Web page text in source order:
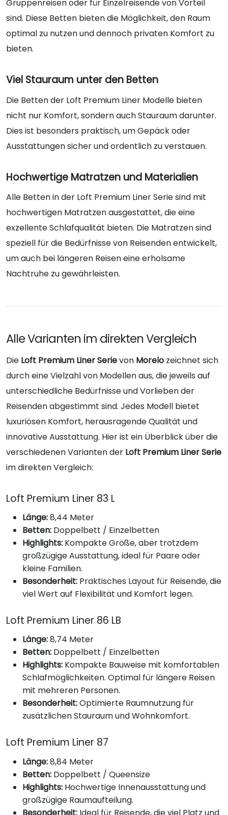
Gruppenreisen oder für Einzelreisende von Vorteil
sind. Diese Betten bieten die Möglichkeit, den Raum
optimal zu nutzen und dennoch privaten Komfort zu
bieten.
Viel Stauraum unter den Betten
Die Betten der Loft Premium Liner Modelle bieten
nicht nur Komfort, sondern auchStauraumdarunter.
Dies ist besonders praktisch, um Gepäck oder
Ausstattungen sicher und ordentlich zu verstauen.
Hochwertige Matratzen und Materialien
Alle Betten in der Loft Premium Liner Serie sind mit
hochwertigen Matratzenausgestattet, die eine
exzellente Schlafqualität bieten. Die Matratzen sind
speziell für die Bedürfnisse von Reisenden entwickelt,
um auch bei längeren Reisen eine erholsame
Nachtruhe zu gewährleisten.
Alle Varianten im direkten Vergleich
Die Loft Premium Liner Serievon Morelo zeichnet sich
durch eine Vielzahl von Modellen aus, die jeweils auf
unterschiedliche Bedürfnisse und Vorlieben der
Reisenden abgestimmt sind. Jedes Modell bietet
luxuriösen Komfort, herausragende Qualität und
innovative Ausstattung. Hier ist ein Überblick über die
verschiedenen Varianten der Loft Premium Liner Serie
im direkten Vergleich:
Loft Premium Liner 83 L
Länge:8,44 Meter
Betten: Doppelbett / Einzelbetten
Highlights: Kompakte Größe, aber trotzdem
großzügige Ausstattung, ideal für Paare oder
kleine Familien.
Besonderheit: Praktisches Layout für Reisende, die
viel Wert auf Flexibilität und Komfort legen.
Loft Premium Liner 86 LB
Länge:8,74 Meter
Betten: Doppelbett / Einzelbetten
Highlights: Kompakte Bauweise mit komfortablen
Schlafmöglichkeiten. Optimal für längere Reisen
mit mehreren Personen.
Besonderheit:Optimierte Raumnutzung für
zusätzlichen Stauraum und Wohnkomfort.
Loft Premium Liner 87
Länge:8,84 Meter
Betten: Doppelbett / Queensize
Highlights: Hochwertige Innenausstattung und
großzügige Raumaufteilung.
Besonderheit: Ideal für Reisende, die viel Platz und